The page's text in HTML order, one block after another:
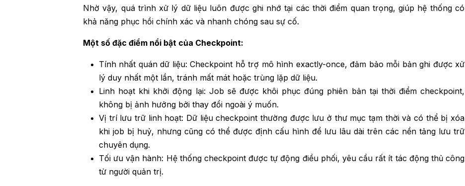
Nhờ vậy, quá trình xử lý dữ liệu luôn được ghi nhớ tại các thời điểm quan trọng, giúp hệ thống có
khả năng phục hồi chính xác và nhanh chóng sau sự cố.
Một số đặc điểm nổi bật của Checkpoint:
Tính nhất quán dữ liệu: Checkpoint hỗ trợ mô hình exactly-once, đảm bảo mỗi bản ghi được xử
lý duy nhất một lần, tránh mất mát hoặc trùng lặp dữ liệu.
Linh hoạt khi khởi động lại: Job sẽ được khôi phục đúng phiên bản tại thời điểm checkpoint,
không bị ảnh hưởng bởi thay đổi ngoài ý muốn.
Vị trí lưu trữ linh hoạt: Dữ liệu checkpoint thường được lưu ở thư mục tạm thời và có thể bị xóa
khi job bị huỷ, nhưng cũng có thể được định cấu hình để lưu lâu dài trên các nền tảng lưu trữ
chuyên dụng.
Tối ưu vận hành: Hệ thống checkpoint được tự động điều phối, yêu cầu rất ít tác động thủ công
từ người quản trị.